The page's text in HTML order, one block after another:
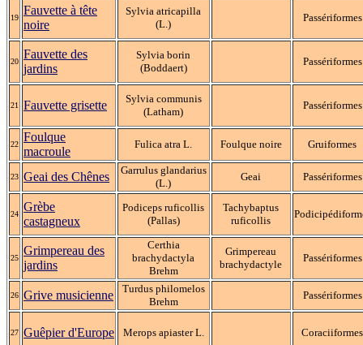
19
Fauvette à tête
noire
Sylvia atricapilla
(L.)
Passériformes
20
Fauvette des
jardins
Sylvia borin
(Boddaert)
Passériformes
21 Fauvette grisette
Sylvia communis
(Latham)
Passériformes
22
Foulque
macroule
Fulica atra L. Foulque noire Gruiformes
23 Geai des Chênes
Garrulus glandarius
(L.)
Geai Passériformes
24
Grèbe
castagneux
Podiceps ruficollis
(Pallas)
Tachybaptus
ruficollis
25
Grimpereau des
jardins
Certhia
brachydactyla
Brehm
Grimpereau
brachydactyle
Passériformes
26 Grive musicienne
Turdus philomelos
Brehm
Passériformes
27 Guêpier d'Europe Merops apiaster L. Coraciiformes